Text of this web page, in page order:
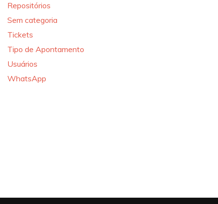
Repositórios
Sem categoria
Tickets
Tipo de Apontamento
Usuários
WhatsApp